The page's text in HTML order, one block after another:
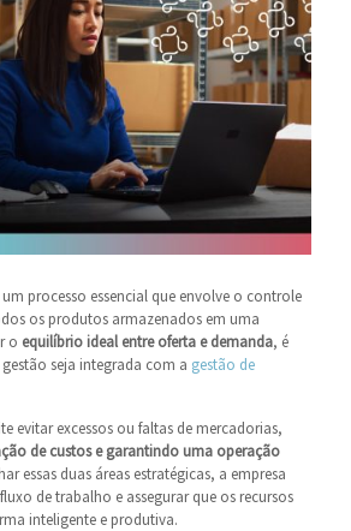
processo essencial que envolve o controle
os produtos armazenados em uma
o equilíbrio ideal entre oferta e demanda, é
seja integrada com a gestão de
evitar excessos ou faltas de mercadorias,
de custos e garantindo uma operação
essas duas áreas estratégicas, a empresa
de trabalho e assegurar que os recursos
inteligente e produtiva.